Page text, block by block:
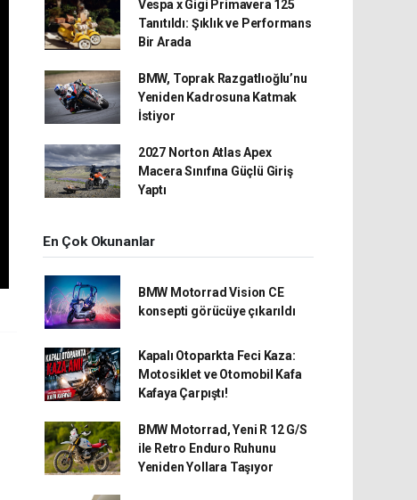
Vespa x Gigi Primavera 125
Tanıtıldı: Şıklık ve Performans
Bir Arada
BMW, Toprak Razgatlıoğlu’nu
Yeniden Kadrosuna Katmak
İstiyor
2027 Norton Atlas Apex
Macera Sınıfına Güçlü Giriş
Yaptı
En Çok Okunanlar
BMW Motorrad Vision CE
konsepti görücüye çıkarıldı
Kapalı Otoparkta Feci Kaza:
Motosiklet ve Otomobil Kafa
Kafaya Çarpıştı!
BMW Motorrad, Yeni R 12 G/S
ile Retro Enduro Ruhunu
Yeniden Yollara Taşıyor